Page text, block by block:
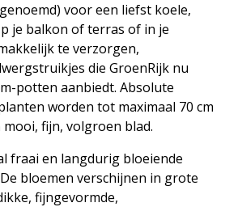
voor een liefst koele,
je balkon of terras of in je
te verzorgen,
die GroenRijk nu
potten aanbiedt. Absolute
worden tot maximaal 70 cm
fijn, volgroen blad.
fraai en langdurig bloeiende
bloemen verschijnen in grote
fijngevormde,